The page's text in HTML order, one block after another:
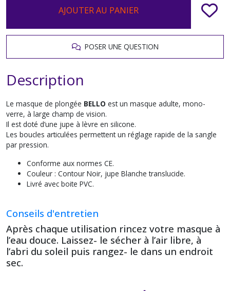
AJOUTER AU PANIER
POSER UNE QUESTION
Description
Le masque de plongée BELLO est un masque adulte, mono-
verre, à large champ de vision.
Il est doté d’une jupe à lèvre en silicone.
Les boucles articulées permettent un réglage rapide de la sangle
par pression.
Conforme aux normes CE.
Couleur : Contour Noir, jupe Blanche translucide.
Livré avec boite PVC.
Conseils d'entretien
Après chaque utilisation rincez votre masque à
l’eau douce. Laissez- le sécher à l’air libre, à
l’abri du soleil puis rangez- le dans un endroit
sec.